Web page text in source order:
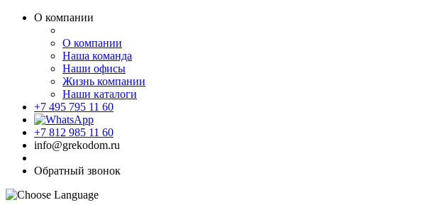
О компании
О компании
Наша команда
Наши офисы
Жизнь компании
Наши каталоги
+7 495 795 11 60
+7 812 985 11 60
info@grekodom.ru
Обратный звонок